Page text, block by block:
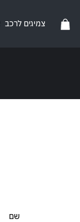
צמיגים לרכב
שם